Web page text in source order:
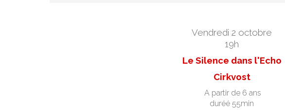
Vendredi 2 octobre
19h
Le Silence dans l'Echo
Cirkvost
A partir de 6 ans
duréé 55min